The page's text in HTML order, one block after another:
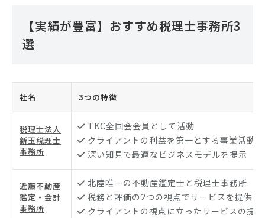
【実績が豊富】おすすめ税理士事務所3
選
社名 3つの特徴
税理士法人
新玉税理士
事務所
TKC全国会会員として活動
クライアントの利益を第一とする事業活動
深い知見で最適なビジネスモデルを提示
近藤不動産
鑑定・会計
事務所
北陸唯一の不動産鑑定士と税理士事務所
税務と評価の2つの視点でサービスを提供
クライアントの視点に立ったサービスの提供